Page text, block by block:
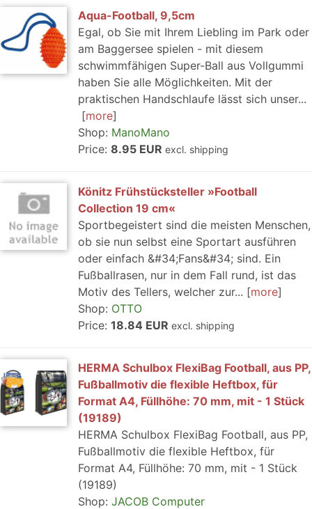
Aqua-Football, 9,5cm
Egal, ob Sie mit Ihrem Liebling im Park oder
am Baggersee spielen - mit diesem
schwimmfähigen Super-Ball aus Vollgummi
haben Sie alle Möglichkeiten. Mit der
praktischen Handschlaufe lässt sich unser...
more
Shop: ManoMano
Price: 8.95 EUR excl. shipping
Könitz Frühstücksteller »Football
Collection 19 cm«
Sportbegeistert sind die meisten Menschen,
ob sie nun selbst eine Sportart ausführen
oder einfach &#34;Fans&#34; sind. Ein
Fußballrasen, nur in dem Fall rund, ist das
Motiv des Tellers, welcher zur...
more
Shop: OTTO
Price: 18.84 EUR excl. shipping
HERMA Schulbox FlexiBag Football, aus PP,
Fußballmotiv die flexible Heftbox, für
Format A4, Füllhöhe: 70 mm, mit - 1 Stück
(19189)
HERMA Schulbox FlexiBag Football, aus PP,
Fußballmotiv die flexible Heftbox, für
Format A4, Füllhöhe: 70 mm, mit - 1 Stück
(19189)
Shop: JACOB Computer